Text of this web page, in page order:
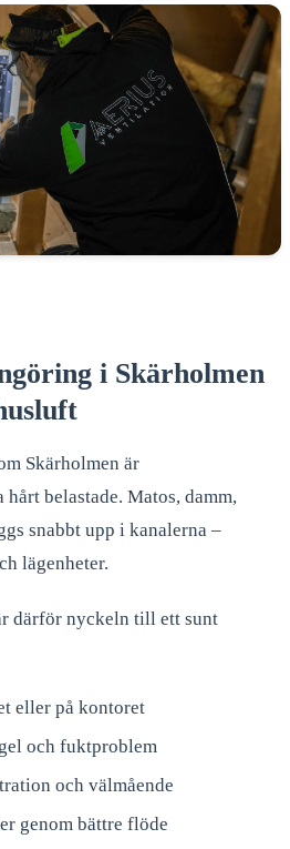
i Skärholmen
Skärholmen är
belastade. Matos, damm,
snabbt upp i kanalerna –
lägenheter.
därför nyckeln till ett sunt
eller på kontoret
och fuktproblem
och välmående
genom bättre flöde